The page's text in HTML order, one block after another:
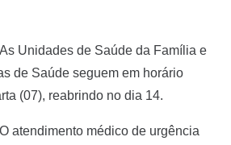
As Unidades de Saúde da Família e
de Saúde seguem em horário
(07), reabrindo no dia 14.
O atendimento médico de urgência